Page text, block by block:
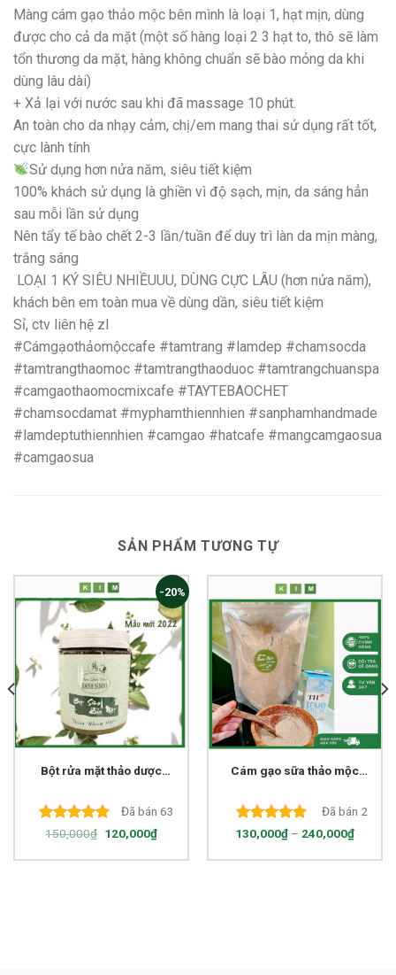
Màng cám gạo thảo mộc bên mình là loại 1, hạt mịn, dùng
được cho cả da mặt (một số hàng loại 2 3 hạt to, thô sẽ làm
tổn thương da mặt, hàng không chuẩn sẽ bào mỏng da khi
dùng lâu dài)
+ Xả lại với nước sau khi đã massage 10 phút.
An toàn cho da nhạy cảm, chị/em mang thai sử dụng rất tốt,
cực lành tính
Sử dụng hơn nửa năm, siêu tiết kiệm
100% khách sử dụng là ghiền vì độ sạch, mịn, da sáng hẳn
sau mỗi lần sử dụng
Nên tẩy tế bào chết 2-3 lần/tuần để duy trì làn da mịn màng,
trắng sáng
LOẠI 1 KÝ SIÊU NHIỀUUU, DÙNG CỰC LÂU (hơn nửa năm),
khách bên em toàn mua về dùng dần, siêu tiết kiệm
Sỉ, ctv liên hệ zl
#Cámgạothảomộccafe #tamtrang #lamdep #chamsocda
#tamtrangthaomoc #tamtrangthaoduoc #tamtrangchuanspa
#camgaothaomocmixcafe #TAYTEBAOCHET
#chamsocdamat #myphamthiennhien #sanphamhandmade
#lamdeptuthiennhien #camgao #hatcafe #mangcamgaosua
#camgaosua
SẢN PHẨM TƯƠNG TỰ
-20%
Bột rửa mặt thảo dược
5.00out of
Đã bán 63
150,000₫ 120,000₫
Cám gạo sữa thảo mộc
cả mặt và body – Hạt mịn
– Nguyên chất 100%
5.00out of
Đã bán 2
130,000₫ – 240,000₫